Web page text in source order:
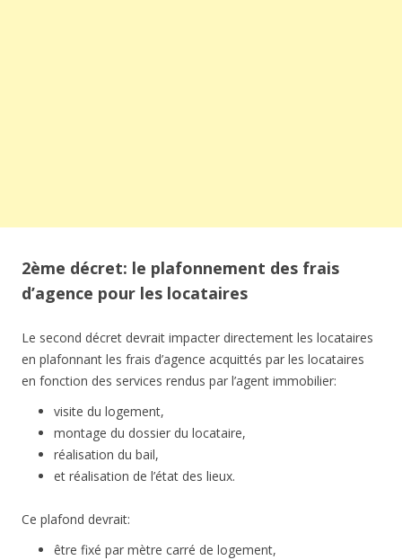
2ème décret: le plafonnement des frais
d’agence pour les locataires
Le second décret devrait impacter directement les locataires
en plafonnant les frais d’agence acquittés par les locataires
en fonction des services rendus par l’agent immobilier:
visite du logement,
montage du dossier du locataire,
réalisation du bail,
et réalisation de l’état des lieux.
Ce plafond devrait:
être fixé par mètre carré de logement,